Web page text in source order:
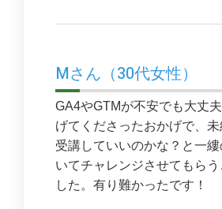
Mさん（30代女性）
GA4やGTMが不安でも大丈
げてくださったおかげで、
受講していいのかな？と一
いてチャレンジさせてもらう
した。有り難かったです！